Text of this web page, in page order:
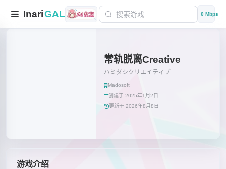
InariGAL 0 Mbps
常轨脱离Creative
ハミダシクリエイティブ
Madosoft
创建于 2025年1月2日
更新于 2026年8月8日
游戏介绍